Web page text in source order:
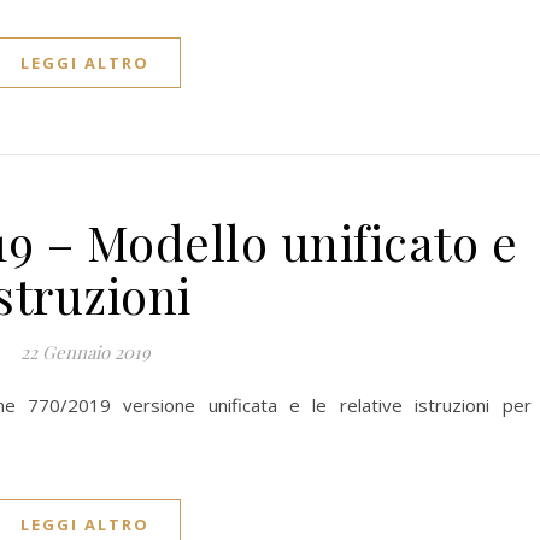
LEGGI ALTRO
– Modello unificato e
22 Gennaio 2019
770/2019 versione unificata e le relative istruzioni per
LEGGI ALTRO